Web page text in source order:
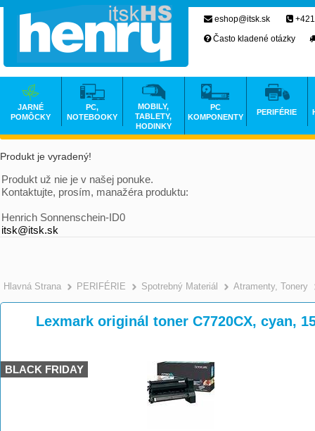
Produkt je vyradený!
Produkt už nie je v našej ponuke.
Kontaktujte, prosím, manažéra produktu:
Henrich Sonnenschein-ID0
itsk@itsk.sk
Hlavná Strana >
PERIFÉRIE >
Spotrebný Materiál >
Atramenty, Tonery
Lexmark originál toner C7720CX, cyan,
BLACK FRIDAY
eshop@itsk.sk
Často kladené otázky
JARNÉ
POMÔCKY
PC,
NOTEBOOKY
MOBILY,
TABLETY,
HODINKY
PC
KOMPONENTY
PERIFÉRIE